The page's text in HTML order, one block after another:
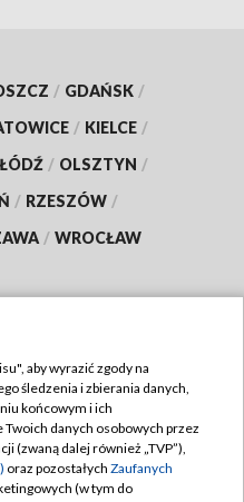
/ GDAŃSK /
/ KIELCE /
ŁÓDŹ / OLSZTYN /
/ RZESZÓW /
/ WROCŁAW
TVP
aby wyrazić zgody na
śledzenia i zbierania danych,
końcowym i ich
danych osobowych przez
(zwaną dalej również „TVP”),
oraz pozostałych Zaufanych
(w tym do